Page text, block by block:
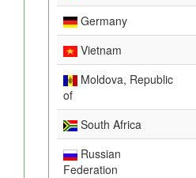
Germany
Vietnam
Moldova, Republic
of
South Africa
Russian
Federation